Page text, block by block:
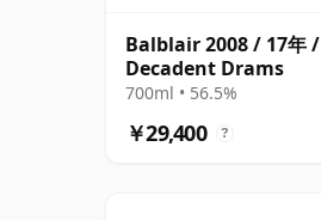
Balblair 2008 / 17年 /
Decadent Drams
700ml • 56.5%
￥29,400 ?